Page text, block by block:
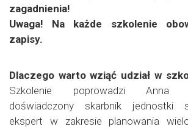
zagadnienia!
Uwaga! Na każde szkolenie
zapisy.
Dlaczego warto wziąć udział w
Szkolenie poprowadzi Anna
doświadczony skarbnik jednostki
ekspert w zakresie planowania